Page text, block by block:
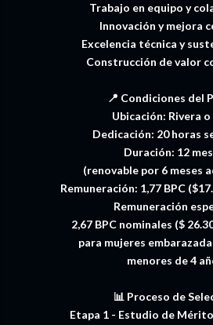
Trabajo en equipo y
Innovación y mejora
Excelencia técnica y
Construcción de valor
📍 Condiciones del
Ubicación: Rivera
Dedicación: 20 horas
Duración: 12
(renovable por 6 meses
Remuneración: 1,77 BPC
Remuneración
2,67 BPC nominales ($
para mujeres
menores de 4
📊 Proceso de
Etapa 1 - Estudio de